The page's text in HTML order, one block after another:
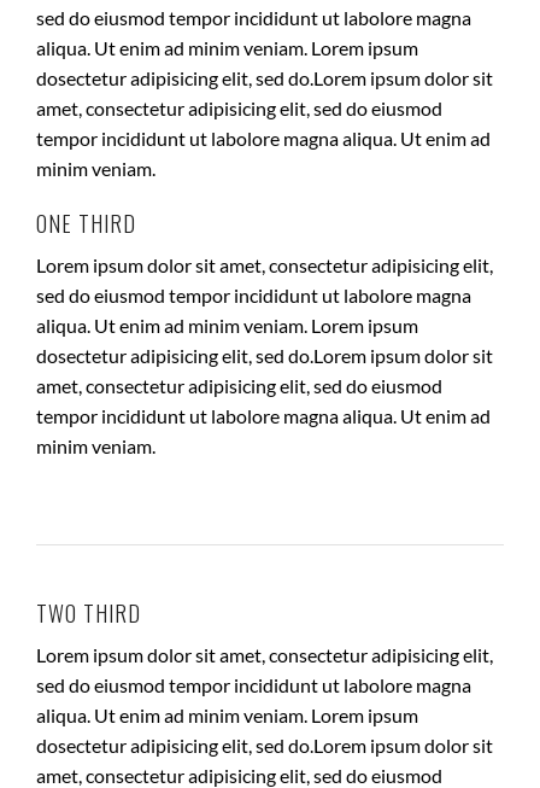
sed do eiusmod tempor incididunt ut labolore magna
aliqua. Ut enim ad minim veniam. Lorem ipsum
dosectetur adipisicing elit, sed do.Lorem ipsum dolor sit
amet, consectetur adipisicing elit, sed do eiusmod
tempor incididunt ut labolore magna aliqua. Ut enim ad
minim veniam.
ONE THIRD
Lorem ipsum dolor sit amet, consectetur adipisicing elit,
sed do eiusmod tempor incididunt ut labolore magna
aliqua. Ut enim ad minim veniam. Lorem ipsum
dosectetur adipisicing elit, sed do.Lorem ipsum dolor sit
amet, consectetur adipisicing elit, sed do eiusmod
tempor incididunt ut labolore magna aliqua. Ut enim ad
minim veniam.
TWO THIRD
Lorem ipsum dolor sit amet, consectetur adipisicing elit,
sed do eiusmod tempor incididunt ut labolore magna
aliqua. Ut enim ad minim veniam. Lorem ipsum
dosectetur adipisicing elit, sed do.Lorem ipsum dolor sit
amet, consectetur adipisicing elit, sed do eiusmod